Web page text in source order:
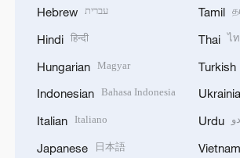
Hebrew עברית
Hindi हिन्दी
Hungarian Magyar
Indonesian Bahasa Indonesia
Italian Italiano
Japanese 日本語
Tamil
Thai ไ
Turkish
Urdu